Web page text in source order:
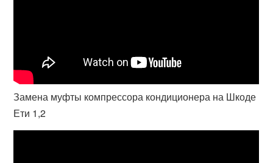
Замена муфты компрессора кондиционера на Шкоде
Ети 1,2